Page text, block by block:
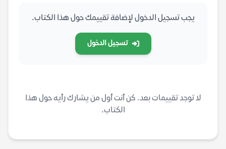
يجب تسجيل الدخول لإضافة تقييمك حول هذا الكتاب.
تسجيل الدخول
لا توجد تقييمات بعد. كن أنت أول من يشارك رأيه حول هذا
الكتاب.